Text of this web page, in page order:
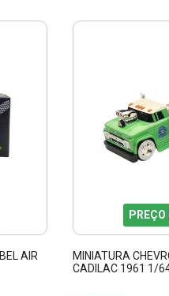
AIR
MINIATURA
CADILAC 1961 1/